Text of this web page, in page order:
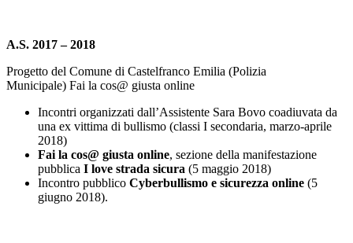
A.S. 2017 – 2018
Progetto del Comune di Castelfranco Emilia (Polizia
Municipale) Fai la cos@ giusta online
Incontri organizzati dall’Assistente Sara Bovo coadiuvata da
una ex vittima di bullismo (classi I secondaria, marzo-aprile
2018)
Fai la cos@ giusta online, sezione della manifestazione
pubblica I love strada sicura (5 maggio 2018)
Incontro pubblico Cyberbullismo e sicurezza online (5
giugno 2018).